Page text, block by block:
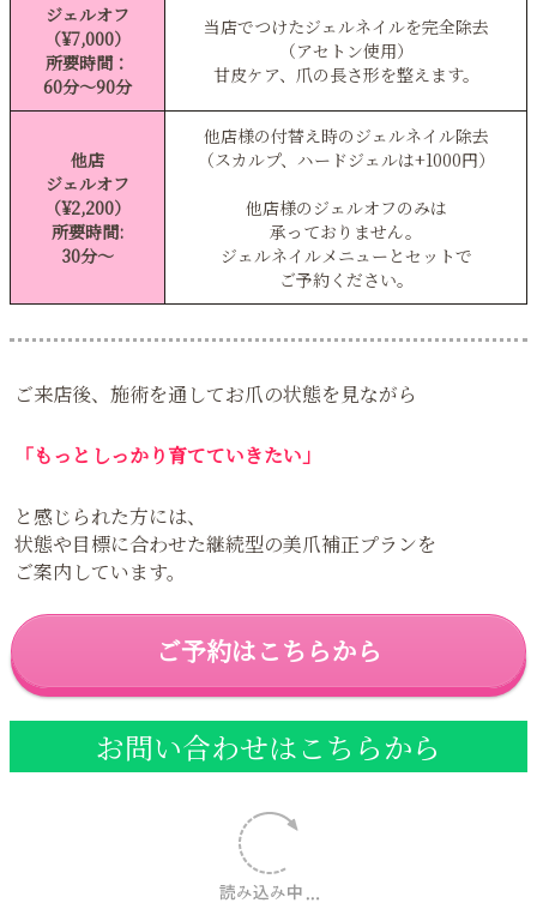
ジェルオフ
（¥7,000）
所要時間：
60分〜90分
当店でつけたジェルネイルを完全除去
（アセトン使用）
甘皮ケア、爪の長さ形を整えます。
他店
ジェルオフ
（¥2,200）
所要時間:
30分〜
他店様の付替え時のジェルネイル除去
（スカルプ、ハードジェルは+1000円）
他店様のジェルオフのみは
承っておりません。
ジェルネイルメニューとセットで
ご予約ください。
ご来店後、施術を通してお爪の状態を見ながら
「もっとしっかり育てていきたい」
と感じられた方には、
状態や目標に合わせた継続型の美爪補正プランを
ご案内しています。
ご予約はこちらから
お問い合わせはこちらから